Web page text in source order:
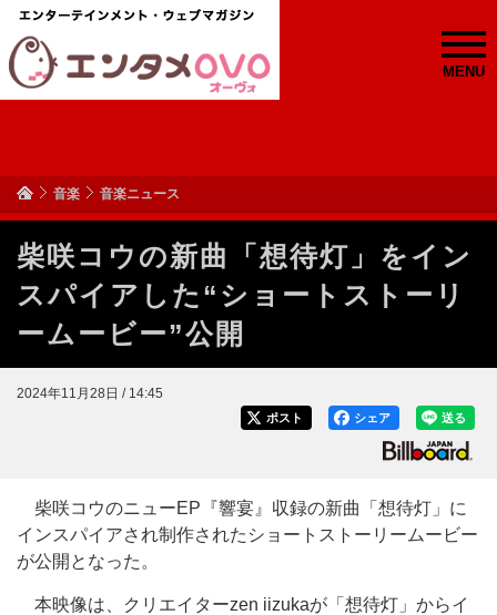
MENU
音楽 音楽ニュース
柴咲コウの新曲「想待灯」をイン
スパイアした“ショートストーリ
ームービー”公開
2024年11月28日 / 14:45
送る
シェア
ポスト
柴咲コウのニューEP『響宴』収録の新曲「想待灯」に
インスパイアされ制作されたショートストーリームービー
が公開となった。
本映像は、クリエイターzen iizukaが「想待灯」からイ